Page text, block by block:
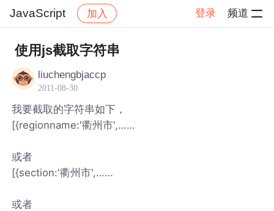
JavaScript 加入 登录 频道
社区 JavaScript
使用js截取字符串
liuchengbjaccp
2011-08-30
我要截取的字符串如下，
[{regionname:'衢州市',……
或者
[{section:'衢州市',……
或者